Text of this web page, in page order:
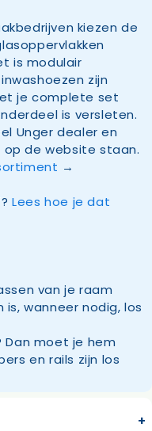
kiezen de
is modulair
zijn
je complete set
is versleten.
Unger dealer en
de website staan.
→
Lees hoe je dat
van je raam
wanneer nodig, los
moet je hem
en rails zijn los